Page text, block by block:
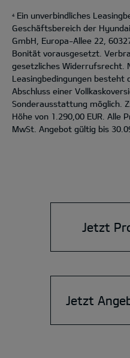
4
Ein unverbindliches
Geschäftsbereich der
GmbH, Europa-Allee 22,
Bonität vorausgesetzt.
gesetzliches Widerrufsrecht.
Leasingbedingungen besteht
Abschluss einer
Sonderausstattung möglich.
Höhe von 1.290,00 EUR. Alle
MwSt. Angebot gültig bis
Jetzt
Jetzt